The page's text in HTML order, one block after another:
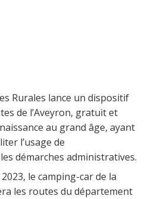
Rurales lance un dispositif
de l’Aveyron, gratuit et
au grand âge, ayant
l’usage de
démarches administratives.
le camping-car de la
les routes du département